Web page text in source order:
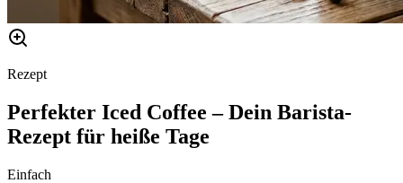
Rezept
Perfekter Iced Coffee – Dein Barista-
Rezept für heiße Tage
Einfach